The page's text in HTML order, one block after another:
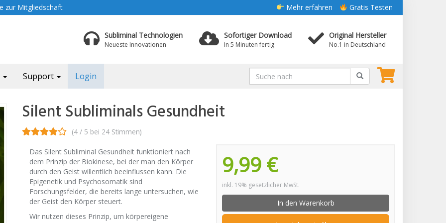
zur Mitgliedschaft Mehr erfahren Gratis Testen
Subliminal Technologien
Neueste Innovationen
Sofortiger Download
In 5 Minuten fertig
Original Hersteller
No.1 in Deutschland
Support Login
Silent Subliminals Gesundheit
(4 / 5 bei 24 Stimmen)
9,99 €
inkl. 19% gesetzlicher MwSt.
In den Warenkorb
Das Silent Subliminal Gesundheit funktioniert nach
dem Prinzip der Biokinese, bei der man den Körper
durch den Geist willentlich beeinflussen kann. Die
Epigenetik und Psychosomatik sind
Forschungsfelder, die bereits lange untersuchen, wie
der Geist den Körper steuert.
Wir nutzen dieses Prinzip, um körpereigene